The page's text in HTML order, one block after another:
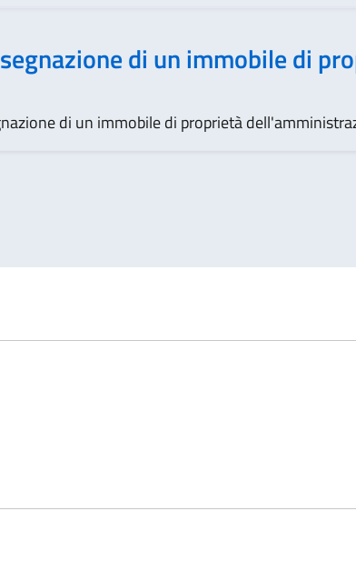
di un immobile di
di un immobile di proprietà